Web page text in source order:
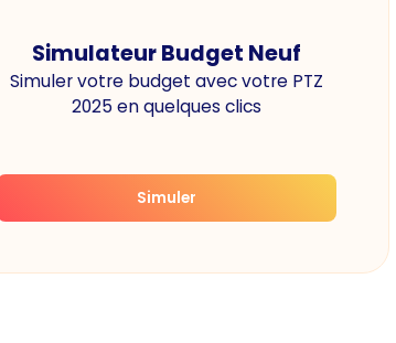
Simulateur Budget Neuf
Simuler votre budget avec votre PTZ
2025 en quelques clics
Simuler